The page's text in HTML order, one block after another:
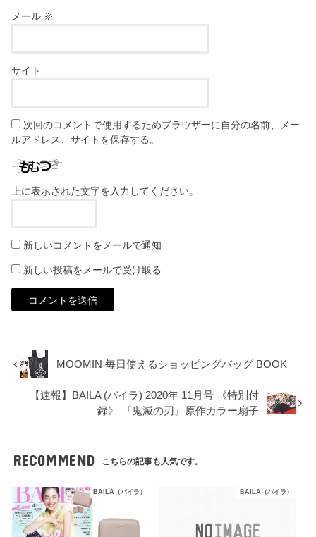
メール ※
サイト
次回のコメントで使用するためブラウザーに自分の名前、メー
ルアドレス、サイトを保存する。
上に表示された文字を入力してください。
新しいコメントをメールで通知
新しい投稿をメールで受け取る
MOOMIN 毎日使えるショッピングバッグ BOOK
【速報】BAILA (バイラ) 2020年 11月号 《特別付
録》 『鬼滅の刃』原作カラー扇子
RECOMMEND こちらの記事も人気です。
BAILA（バイラ） BAILA（バイラ）